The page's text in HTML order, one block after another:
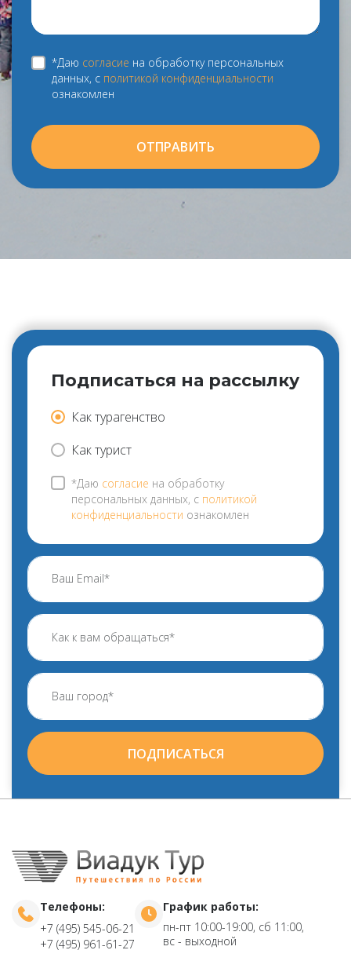
*Даю согласие на обработку персональных
данных, с политикой конфиденциальности
ознакомлен
ОТПРАВИТЬ
Подписаться на рассылку
Как турагенство
Как турист
*Даю согласие на обработку
персональных данных, с политикой
конфиденциальности ознакомлен
ПОДПИСАТЬСЯ
Телефоны:
+7 (495) 545-06-21
+7 (495) 961-61-27
График работы:
пн-пт 10:00-19:00, сб 11:00,
вс - выходной